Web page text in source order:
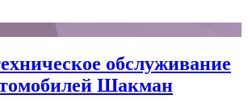
обслуживание
Шакман